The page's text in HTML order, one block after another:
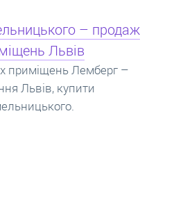
нерухомості: іпотека
кредит на житло під
Купити в іпотеку – що
від Експертів